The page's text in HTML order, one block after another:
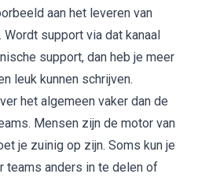
aan het leveren van
support via dat kanaal
support, dan heb je meer
leuk kunnen schrijven.
het algemeen vaker dan de
Mensen zijn de motor van
je zuinig op zijn. Soms kun je
teams anders in te delen of